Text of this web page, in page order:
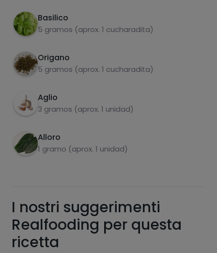
Basilico
5 gramos (aprox. 1 cucharadita)
Origano
5 gramos (aprox. 1 cucharadita)
Aglio
3 gramos (aprox. 1 unidad)
Alloro
1 gramo (aprox. 1 unidad)
Hazte PLUS para ver la información nutricional
funcionalidades PLUS.
Pásate al PLUS
I nostri suggerimenti
Realfooding per questa
ricetta